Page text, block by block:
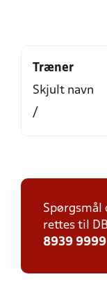
Træner
Skjult navn
/
Spørgsmål
rettes til
8939 9999